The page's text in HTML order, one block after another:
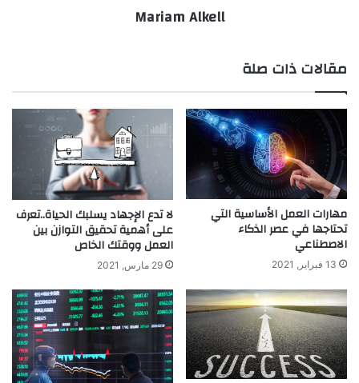
Mariam Alkell
مقالات ذات صلة
مهارات العمل الأساسية التي
تحتاجها في عصر الذكاء
الاصطناعي
13 فبراير, 2021
لا تدع الإجهاد يسلبك الحياة..تعرف
على أهمية تحقيق التوازن بين
العمل ووقتك الخاص
29 مارس, 2021